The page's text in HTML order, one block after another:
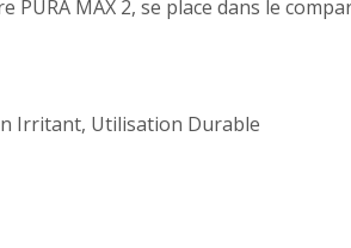
MAX 2, se place dans le
Irritant, Utilisation Durable